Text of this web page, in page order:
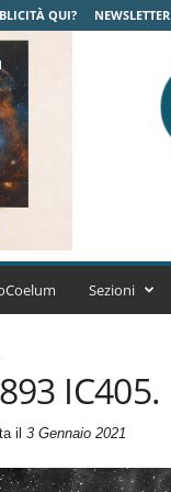
QUI? NEWSLETTER
C
m
A
r
Sezioni
IC405.
il 3 Gennaio 2021